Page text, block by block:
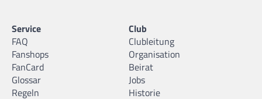
Service
FAQ
Fanshops
FanCard
Glossar
Regeln
Club
Clubleitung
Organisation
Beirat
Jobs
Historie